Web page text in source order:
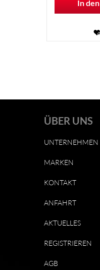
In den
ÜBER UNS
UNTERNEHMEN
MARKEN
KONTAKT
ANFAHRT
AKTUELLES
REGISTRIEREN
AGB